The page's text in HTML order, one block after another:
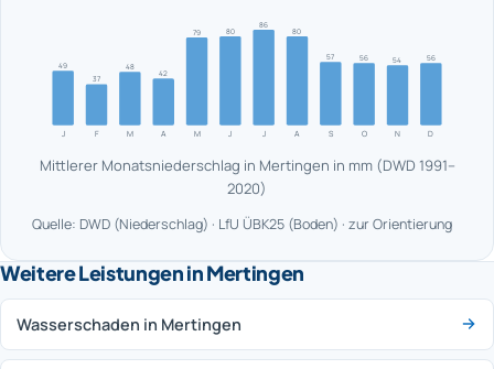
J
49
F
37
M
48
A
42
M
79
J
80
J
86
A
80
S
57
O
56
N
54
D
56
Mittlerer Monatsniederschlag in Mertingen in mm (DWD 1991–
2020)
Quelle: DWD (Niederschlag) · LfU ÜBK25 (Boden) · zur Orientierung
Weitere Leistungen in Mertingen
Wasserschaden in Mertingen